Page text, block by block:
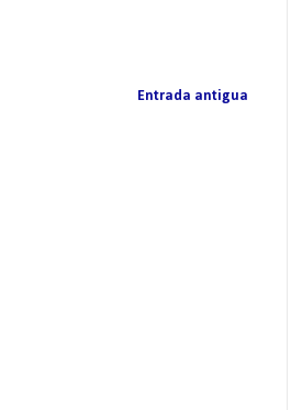
Entrada antigua